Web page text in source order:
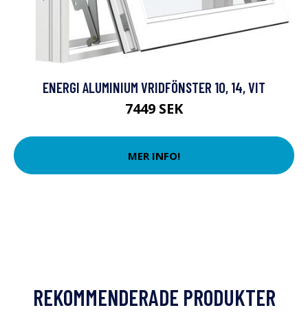
ENERGI ALUMINIUM VRIDFÖNSTER 10, 14, VIT
7449 SEK
MER INFO!
REKOMMENDERADE PRODUKTER